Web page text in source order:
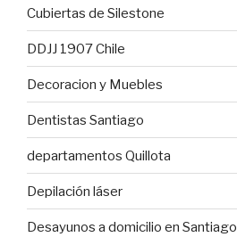
Cubiertas de Silestone
DDJJ 1907 Chile
Decoracion y Muebles
Dentistas Santiago
departamentos Quillota
Depilación láser
Desayunos a domicilio en Santiago